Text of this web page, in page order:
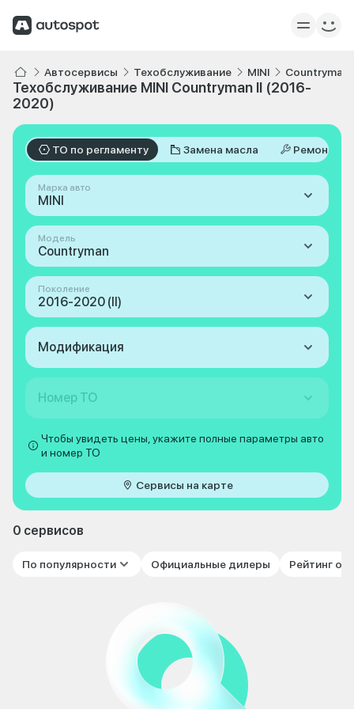
Автосервисы Техобслуживание MINI Countryman
Техобслуживание MINI Countryman II (2016-
2020)
ТО по регламенту Замена масла Ремонт
Марка авто
MINI
Модель
Countryman
Поколение
2016-2020 (II)
Модификация
Номер ТО
Чтобы увидеть цены, укажите полные параметры авто
и номер ТО
Сервисы на карте
0 сервисов
По популярности Официальные дилеры Рейтинг